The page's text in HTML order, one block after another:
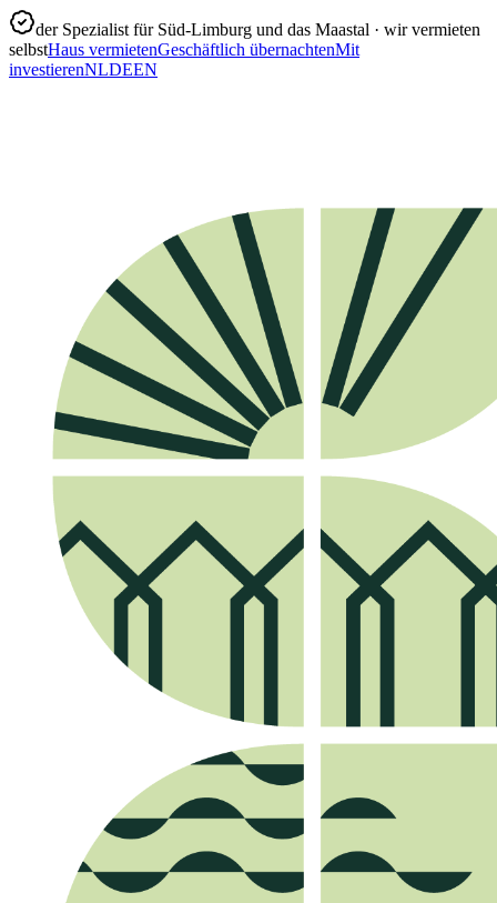
der Spezialist für Süd-Limburg und das Maastal · wir vermieten
selbstHaus vermietenGeschäftlich übernachtenMit
investierenNLDEEN